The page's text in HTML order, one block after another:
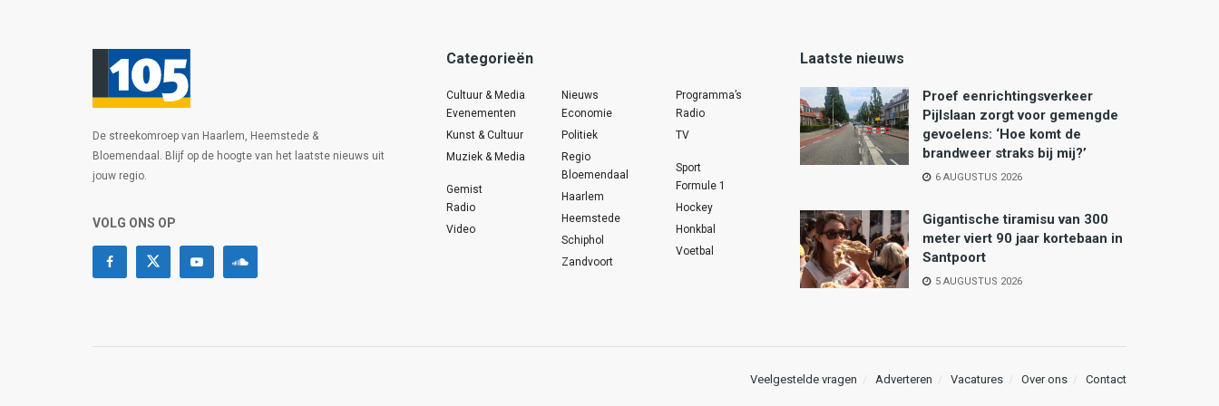
De streekomroep van Haarlem, Heemstede &
Bloemendaal. Blijf op de hoogte van het laatste nieuws uit
jouw regio.
VOLG ONS OP
Categorieën
Cultuur & Media
Evenementen
Kunst & Cultuur
Muziek & Media
Gemist
Radio
Video
Nieuws
Economie
Politiek
Regio
Bloemendaal
Haarlem
Heemstede
Schiphol
Zandvoort
Programma’s
Radio
TV
Sport
Formule 1
Hockey
Honkbal
Voetbal
Laatste nieuws
Proef eenrichtingsverkeer
Pijlslaan zorgt voor gemengde
gevoelens: ‘Hoe komt de
brandweer straks bij mij?’
6 AUGUSTUS 2026
Gigantische tiramisu van 300
meter viert 90 jaar kortebaan in
Santpoort
5 AUGUSTUS 2026
Veelgestelde vragen Adverteren Vacatures Over ons Contact